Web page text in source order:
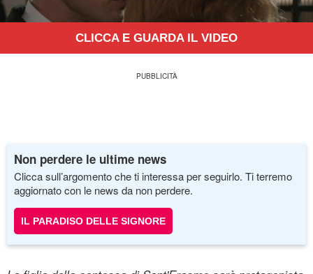
CLICCA E GUARDA IL VIDEO
Non perdere le ultime news
Clicca sull’argomento che ti interessa per seguirlo. Ti terremo
aggiornato con le news da non perdere.
IL PARADISO DELLE SIGNORE